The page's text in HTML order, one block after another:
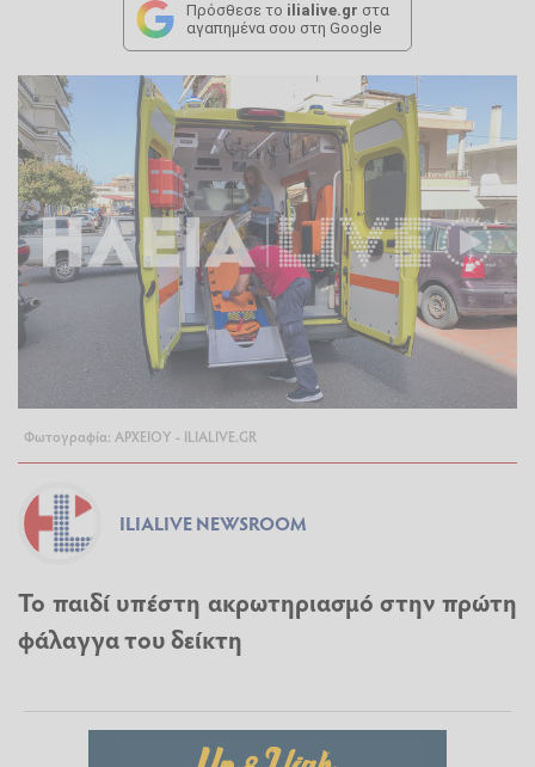
Πρόσθεσε το ilialive.gr στα
αγαπημένα σου στη Google
Φωτογραφία: ΑΡΧΕΙΟΥ - ILIALIVE.GR
ILIALIVE NEWSROOM
Το παιδί υπέστη ακρωτηριασμό στην πρώτη
φάλαγγα του δείκτη